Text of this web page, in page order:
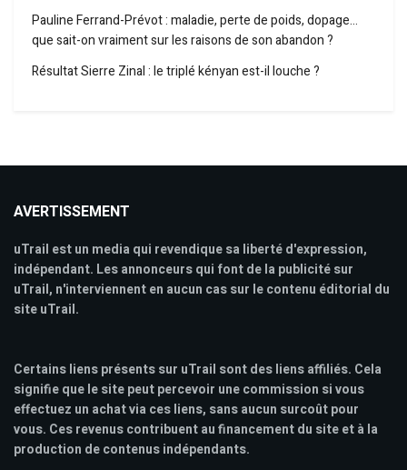
Pauline Ferrand-Prévot : maladie, perte de poids, dopage…
que sait-on vraiment sur les raisons de son abandon ?
Résultat Sierre Zinal : le triplé kényan est-il louche ?
AVERTISSEMENT
uTrail est un media qui revendique sa liberté d'expression,
indépendant. Les annonceurs qui font de la publicité sur
uTrail, n'interviennent en aucun cas sur le contenu éditorial du
site uTrail.
Certains liens présents sur uTrail sont des liens affiliés. Cela
signifie que le site peut percevoir une commission si vous
effectuez un achat via ces liens, sans aucun surcoût pour
vous. Ces revenus contribuent au financement du site et à la
production de contenus indépendants.